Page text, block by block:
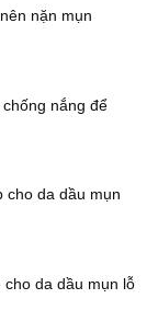
nặn mụn
nắng để
cho da dầu mụn
cho da dầu mụn lỗ